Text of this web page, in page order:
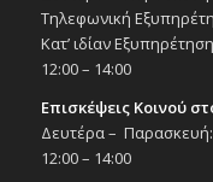
Τηλεφωνική
Κατ’ ιδίαν
12:00 – 14:00
Επισκέψεις Κοινού
Δευτέρα – Παρασκευή:
12:00 – 14:00